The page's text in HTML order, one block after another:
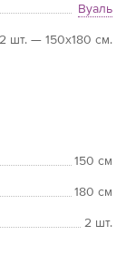
Вуаль
шт. — 150х180 см.
150 см
180 см
2 шт.